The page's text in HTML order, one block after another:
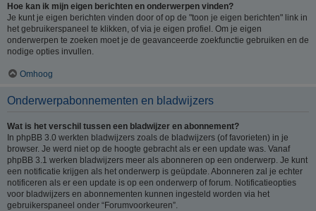
Hoe kan ik mijn eigen berichten en onderwerpen vinden?
Je kunt je eigen berichten vinden door of op de "toon je eigen berichten" link in
het gebruikerspaneel te klikken, of via je eigen profiel. Om je eigen
onderwerpen te zoeken moet je de geavanceerde zoekfunctie gebruiken en de
nodige opties invullen.
Omhoog
Onderwerpabonnementen en bladwijzers
Wat is het verschil tussen een bladwijzer en abonnement?
In phpBB 3.0 werkten bladwijzers zoals de bladwijzers (of favorieten) in je
browser. Je werd niet op de hoogte gebracht als er een update was. Vanaf
phpBB 3.1 werken bladwijzers meer als abonneren op een onderwerp. Je kunt
een notificatie krijgen als het onderwerp is geüpdate. Abonneren zal je echter
notificeren als er een update is op een onderwerp of forum. Notificatieopties
voor bladwijzers en abonnementen kunnen ingesteld worden via het
gebruikerspaneel onder “Forumvoorkeuren”.